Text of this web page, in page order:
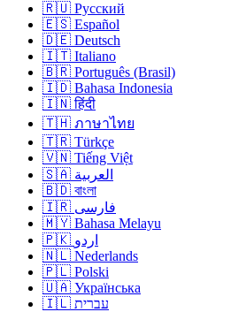
🇷🇺 Русский
🇪🇸 Español
🇩🇪 Deutsch
🇮🇹 Italiano
🇧🇷 Português (Brasil)
🇮🇩 Bahasa Indonesia
🇮🇳 हिंदी
🇹🇭 ภาษาไทย
🇹🇷 Türkçe
🇻🇳 Tiếng Việt
🇸🇦 العربية
🇧🇩 বাংলা
🇮🇷 فارسی
🇲🇾 Bahasa Melayu
🇵🇰 اردو
🇳🇱 Nederlands
🇵🇱 Polski
🇺🇦 Українська
🇮🇱 עברית